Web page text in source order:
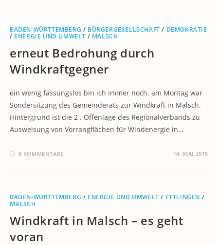
BADEN-WÜRTTEMBERG / BÜRGERGESELLSCHAFT / DEMOKRATIE
/ ENERGIE UND UMWELT / MALSCH
erneut Bedrohung durch
Windkraftgegner
ein wenig fassungslos bin ich immer noch. am Montag war
Sondersitzung des Gemeinderats zur Windkraft in Malsch.
Hintergrund ist die 2 . Offenlage des Regionalverbands zu
Ausweisung von Vorrangflächen für Windenergie in…
8 KOMMENTARE 14. MAI 2015
BADEN-WÜRTTEMBERG / ENERGIE UND UMWELT / ETTLINGEN /
MALSCH
Windkraft in Malsch – es geht
voran